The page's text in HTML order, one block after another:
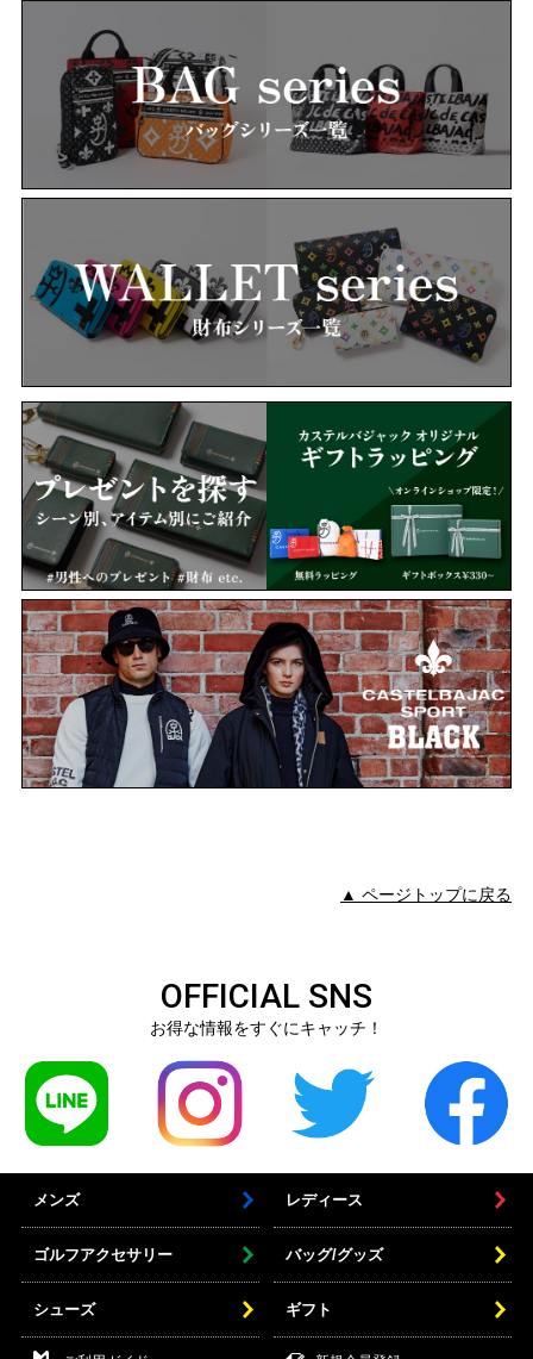
▲ ページトップに戻る
OFFICIAL SNS
お得な情報をすぐにキャッチ！
メンズ レディース
ゴルフアクセサリー バッグ/グッズ
シューズ ギフト